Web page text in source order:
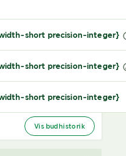
short precision-integer}
short precision-integer}
short precision-integer}
Vis budhistorik